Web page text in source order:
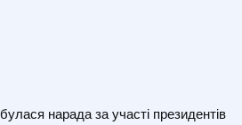
нарада за участі президентів